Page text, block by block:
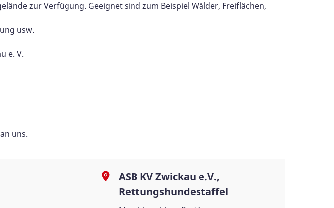
zur Verfügung. Geeignet sind zum Beispiel Wälder, Freiflächen,
usw.
e. V.
uns.
ASB KV Zwickau e.V.,
Rettungshundestaffel